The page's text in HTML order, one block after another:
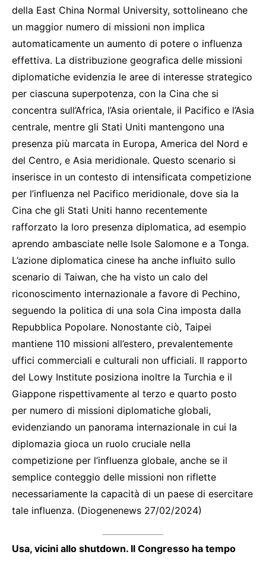
della East China Normal University, sottolineano che
un maggior numero di missioni non implica
automaticamente un aumento di potere o influenza
effettiva. La distribuzione geografica delle missioni
diplomatiche evidenzia le aree di interesse strategico
per ciascuna superpotenza, con la Cina che si
concentra sull’Africa, l’Asia orientale, il Pacifico e l’Asia
centrale, mentre gli Stati Uniti mantengono una
presenza più marcata in Europa, America del Nord e
del Centro, e Asia meridionale. Questo scenario si
inserisce in un contesto di intensificata competizione
per l’influenza nel Pacifico meridionale, dove sia la
Cina che gli Stati Uniti hanno recentemente
rafforzato la loro presenza diplomatica, ad esempio
aprendo ambasciate nelle Isole Salomone e a Tonga.
L’azione diplomatica cinese ha anche influito sullo
scenario di Taiwan, che ha visto un calo del
riconoscimento internazionale a favore di Pechino,
seguendo la politica di una sola Cina imposta dalla
Repubblica Popolare. Nonostante ciò, Taipei
mantiene 110 missioni all’estero, prevalentemente
uffici commerciali e culturali non ufficiali. Il rapporto
del Lowy Institute posiziona inoltre la Turchia e il
Giappone rispettivamente al terzo e quarto posto
per numero di missioni diplomatiche globali,
evidenziando un panorama internazionale in cui la
diplomazia gioca un ruolo cruciale nella
competizione per l’influenza globale, anche se il
semplice conteggio delle missioni non riflette
necessariamente la capacità di un paese di esercitare
tale influenza. (Diogenenews 27/02/2024)
Usa, vicini allo shutdown. Il Congresso ha tempo